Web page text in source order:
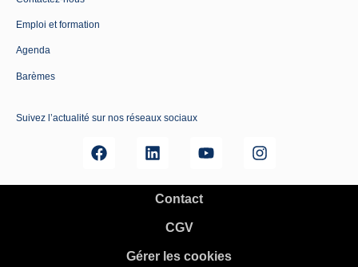
Emploi et formation
Agenda
Barèmes
Suivez l’actualité sur nos réseaux sociaux
Contact
CGV
Gérer les cookies